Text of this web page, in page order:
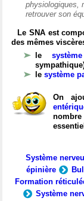
physiologiques,
retrouver son
Le SNA est
des mêmes
le
le système
On
Système
épinière
Formation
Système